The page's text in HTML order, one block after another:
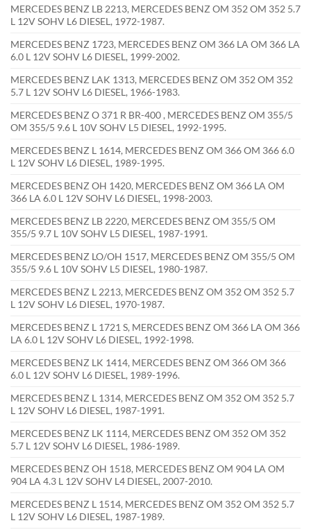
MERCEDES BENZ LB 2213, MERCEDES BENZ OM 352 OM 352 5.7
L 12V SOHV L6 DIESEL, 1972-1987.
MERCEDES BENZ 1723, MERCEDES BENZ OM 366 LA OM 366 LA
6.0 L 12V SOHV L6 DIESEL, 1999-2002.
MERCEDES BENZ LAK 1313, MERCEDES BENZ OM 352 OM 352
5.7 L 12V SOHV L6 DIESEL, 1966-1983.
MERCEDES BENZ O 371 R BR-400 , MERCEDES BENZ OM 355/5
OM 355/5 9.6 L 10V SOHV L5 DIESEL, 1992-1995.
MERCEDES BENZ L 1614, MERCEDES BENZ OM 366 OM 366 6.0
L 12V SOHV L6 DIESEL, 1989-1995.
MERCEDES BENZ OH 1420, MERCEDES BENZ OM 366 LA OM
366 LA 6.0 L 12V SOHV L6 DIESEL, 1998-2003.
MERCEDES BENZ LB 2220, MERCEDES BENZ OM 355/5 OM
355/5 9.7 L 10V SOHV L5 DIESEL, 1987-1991.
MERCEDES BENZ LO/OH 1517, MERCEDES BENZ OM 355/5 OM
355/5 9.6 L 10V SOHV L5 DIESEL, 1980-1987.
MERCEDES BENZ L 2213, MERCEDES BENZ OM 352 OM 352 5.7
L 12V SOHV L6 DIESEL, 1970-1987.
MERCEDES BENZ L 1721 S, MERCEDES BENZ OM 366 LA OM 366
LA 6.0 L 12V SOHV L6 DIESEL, 1992-1998.
MERCEDES BENZ LK 1414, MERCEDES BENZ OM 366 OM 366
6.0 L 12V SOHV L6 DIESEL, 1989-1996.
MERCEDES BENZ L 1314, MERCEDES BENZ OM 352 OM 352 5.7
L 12V SOHV L6 DIESEL, 1987-1991.
MERCEDES BENZ LK 1114, MERCEDES BENZ OM 352 OM 352
5.7 L 12V SOHV L6 DIESEL, 1986-1989.
MERCEDES BENZ OH 1518, MERCEDES BENZ OM 904 LA OM
904 LA 4.3 L 12V SOHV L4 DIESEL, 2007-2010.
MERCEDES BENZ L 1514, MERCEDES BENZ OM 352 OM 352 5.7
L 12V SOHV L6 DIESEL, 1987-1989.